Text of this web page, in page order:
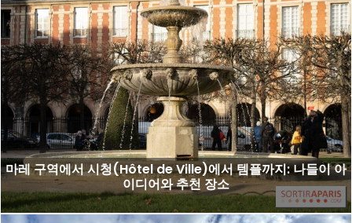
마레 구역에서 시청(Hôtel de Ville)에서 템플까지: 나들이 아
이디어와 추천 장소